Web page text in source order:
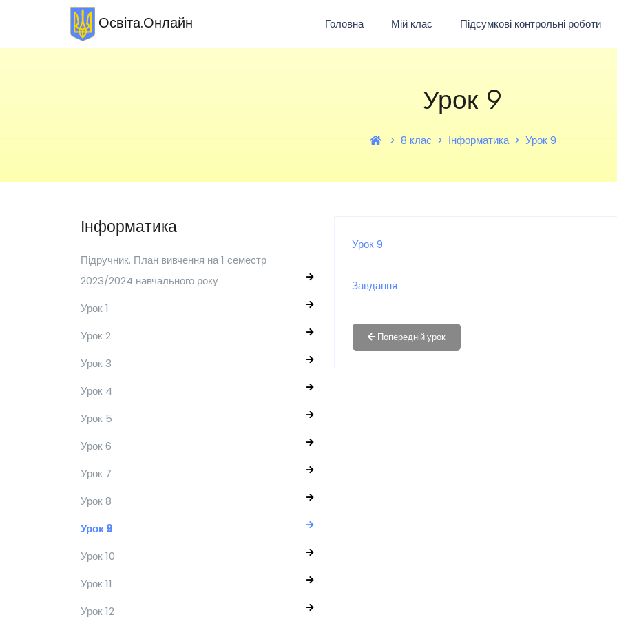
Освіта.Онлайн Головна Мій клас Підсумкові контрольні роботи
Урок 9
8 клас Інформатика Урок 9
Інформатика
Підручник. План вивчення на 1 семестр
2023/2024 навчального року
Урок 1
Урок 2
Урок 3
Урок 4
Урок 5
Урок 6
Урок 7
Урок 8
Урок 9
Урок 10
Урок 11
Урок 12
Урок 9
Завдання